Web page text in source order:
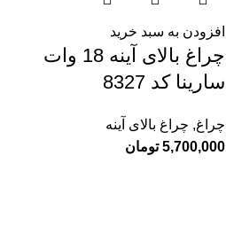
افزودن به سبد خرید
چراغ بالای آینه 18 وات
سارینا کد 8327
چراغ, چراغ بالای آینه
5,700,000 تومان